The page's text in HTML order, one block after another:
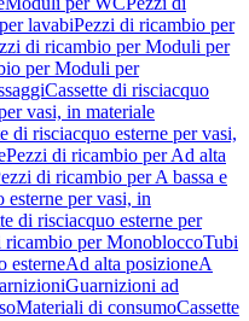
lavabiPezzi di ricambio per
di ricambio per Moduli per
per Moduli per
Cassette di risciacquo
vasi, in materiale
di risciacquo esterne per vasi,
Pezzi di ricambio per Ad alta
di ricambio per A bassa e
esterne per vasi, in
di risciacquo esterne per
ricambio per MonobloccoTubi
esterneAd alta posizioneA
Guarnizioni ad
Materiali di consumoCassette